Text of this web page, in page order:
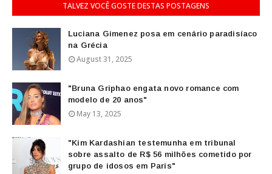
TALVEZ VOCÊ GOSTE DESTAS POSTAGENS
Luciana Gimenez posa em cenário paradisíaco
na Grécia
August 31, 2025
"Bruna Griphao engata novo romance com
modelo de 20 anos"
May 13, 2025
"Kim Kardashian testemunha em tribunal
sobre assalto de R$ 56 milhões cometido por
grupo de idosos em Paris"